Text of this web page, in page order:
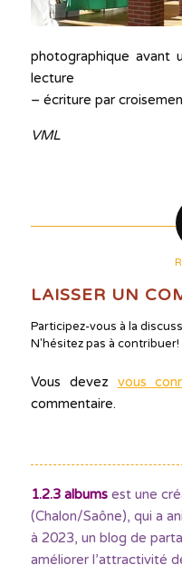
photographique avant
lecture
– écriture par
VML
LAISSER UN
Participez-vous à la
N'hésitez pas à contribuer!
Vous devez vous
commentaire.
1.2.3 albumsest une
(Chalon/Saône), qui a
à 2023, un blog de
améliorer l’attractivité